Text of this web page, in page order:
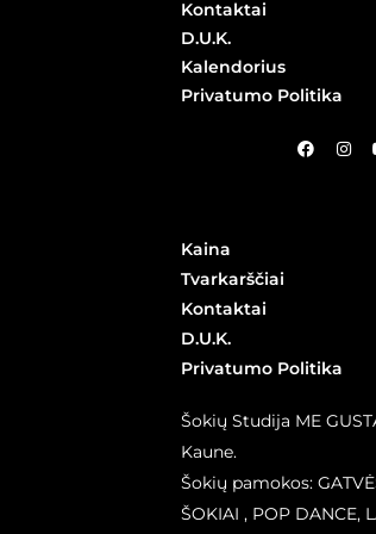
Kontaktai
D.U.K.
Kalendorius
Privatumo Politika
Kaina
Tvarkarščiai
Kontaktai
D.U.K.
Privatumo Politika
Šokių Studija ME
Kaune.
Šokių pamokos:
ŠOKIAI , POP DANCE,